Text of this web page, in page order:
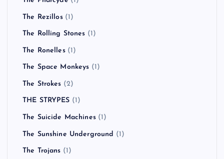
The Rezillos(1)
The Rolling Stones (1)
The Ronelles(1)
The Space Monkeys (1)
The Strokes (2)
THE STRYPES (1)
The Suicide Machines(1)
The Sunshine Underground (1)
The Trojans (1)